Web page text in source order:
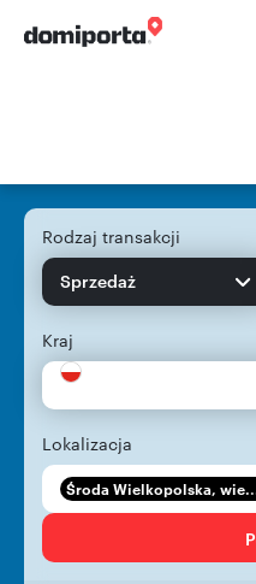
Rodzaj transakcji
Sprzedaż
Kraj
Lokalizacja
Środa Wielkopolska,